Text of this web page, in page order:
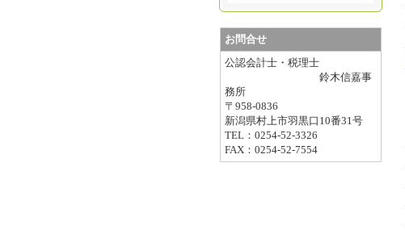
お問合せ
公認会計士・税理士
鈴木信嘉事
務所
〒958-0836
新潟県村上市羽黒口10番31号
TEL：0254-52-3326
FAX：0254-52-7554